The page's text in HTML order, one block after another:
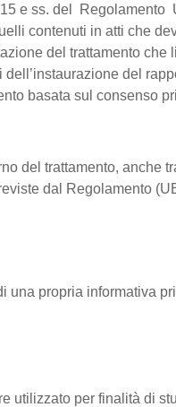
e ss. del
contenuti in atti che
del trattamento
del
basata sul consenso
del trattamento, anche
dal Regolamento
una propria informativa
utilizzato per finalità di